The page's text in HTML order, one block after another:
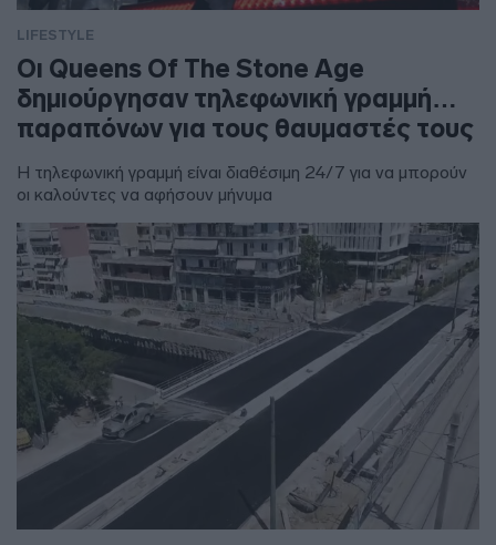
LIFESTYLE
Οι Queens Of The Stone Age
δημιούργησαν τηλεφωνική γραμμή…
παραπόνων για τους θαυμαστές τους
Η τηλεφωνική γραμμή είναι διαθέσιμη 24/7 για να μπορούν
οι καλούντες να αφήσουν μήνυμα